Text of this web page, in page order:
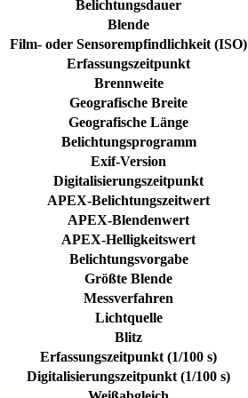
Belichtungsdauer
Blende
Film- oder Sensorempfindlichkeit (ISO)
Erfassungszeitpunkt
Brennweite
Geografische Breite
Geografische Länge
Belichtungsprogramm
Exif-Version
Digitalisierungszeitpunkt
APEX-Belichtungszeitwert
APEX-Blendenwert
APEX-Helligkeitswert
Belichtungsvorgabe
Größte Blende
Messverfahren
Lichtquelle
Blitz
Erfassungszeitpunkt (1/100 s)
Digitalisierungszeitpunkt (1/100 s)